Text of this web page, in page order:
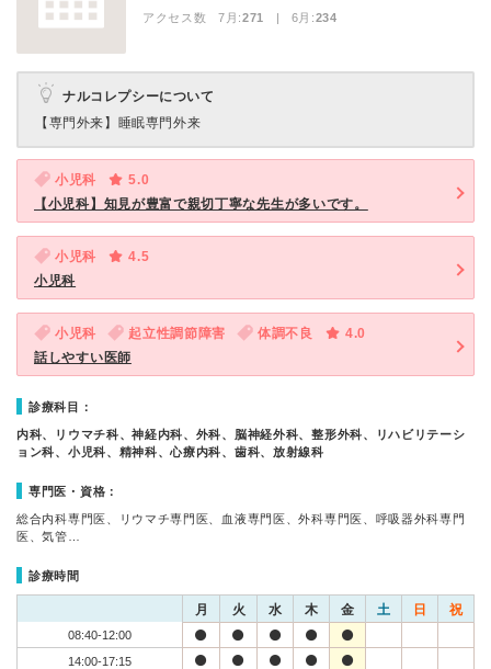
アクセス数 7月:271 | 6月:234
ナルコレプシーについて
【専門外来】 睡眠専門外来
小児科
5.0
【小児科】知見が豊富で親切丁寧な先生が多いです。
小児科
4.5
小児科
小児科 起立性調節障害 体調不良
4.0
話しやすい医師
診療科目：
内科、リウマチ科、神経内科、外科、脳神経外科、整形外科、リハビリテーシ
ョン科、小児科、精神科、心療内科、歯科、放射線科
専門医・資格：
総合内科専門医、リウマチ専門医、血液専門医、外科専門医、呼吸器外科専門
医、気管…
診療時間
月 火 水 木 金 土 日 祝
08:40-12:00
14:00-17:15